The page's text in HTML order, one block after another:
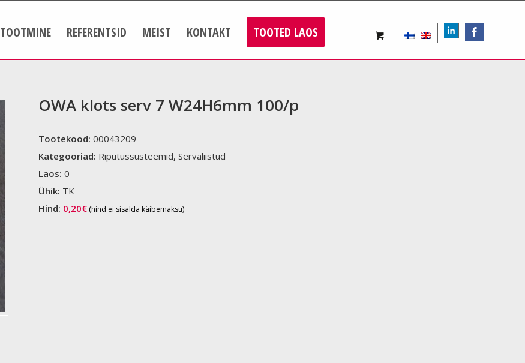
FB
LIn
TOOTMINE REFERENTSID MEIST KONTAKT TOOTED LAOS
OWA klots serv 7 W24H6mm 100/p
Tootekood:00043209
Kategooriad: Riputussüsteemid,Servaliistud
Laos:0
Ühik: TK
Hind: 0,20€ (hind ei sisalda käibemaksu)